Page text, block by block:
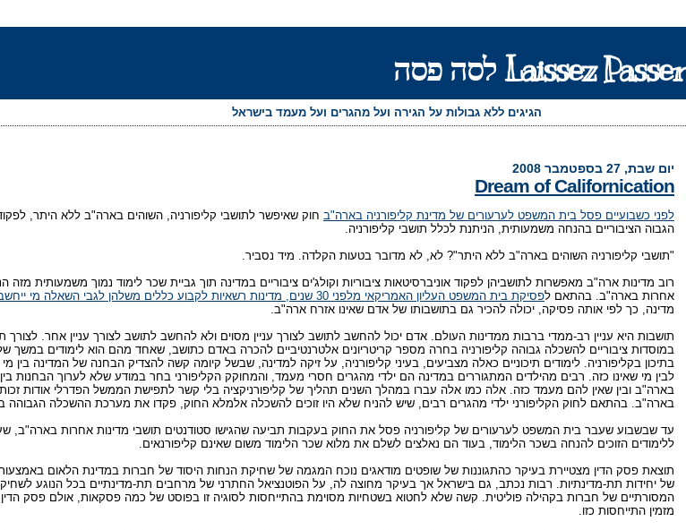
Laissez Passer לסה פסה
הגיגים ללא גבולות על הגירה ועל מהגרים ועל מעמד בישראל
יום שבת, 27 בספטמבר 2008
Dream of Californication
לפני כשבועיים פסל בית המשפט לערעורים של מדינת קליפורניה בארה"ב חוק שאיפשר לתושבי קליפורניה, השוהים בארה"ב ללא היתר,
הגבוה הציבוריים בהנחה משמעותית, הניתנת לכלל תושבי קליפורניה.
"תושבי קליפורניה השוהים בארה"ב ללא היתר"? לא, לא מדובר בטעות הקלדה. מיד נסביר.
רוב מדינות ארה"ב מאפשרות לתושביהן לפקוד אוניברסיטאות ציבוריות וקולג'ים ציבוריים במדינה תוך גביית שכר לימוד נמוך משמעותית מזה
אחרות בארה"ב. בהתאם לפסיקת בית המשפט העליון האמריקאי מלפני 30 שנים, מדינות רשאיות לקבוע כללים משלהן לגבי השאלה מי ייחשב לתושב שלהן
מדינה, כך לפי אותה פסיקה, יכולה להכיר גם בתושבותו של אדם שאינו אזרח ארה"ב.
תושבות היא עניין רב-ממדי ברבות ממדינות העולם. אדם יכול להחשב לתושב לצורך עניין מסוים ולא להחשב לתושב לצורך עניין אחר. לצורך
במוסדות ציבוריים להשכלה גבוהה קליפורניה בחרה מספר קריטריונים אלטרנטיביים להכרה באדם כתושב, שאחד מהם הוא לימודים במשך
בתיכון בקליפורניה. לימודים תיכוניים כאלה מצביעים, בעיני קליפורניה, על זיקה למדינה, שבשל קיומה קשה להצדיק הבחנה של המדינה בין
לבין מי שאינו כזה. רבים מהילדים המתגוררים במדינה הם ילדי מהגרים חסרי מעמד, והמחוקק הקליפורני בחר במודע שלא לערוך הבחנות
בארה"ב ובין שאין להם מעמד כזה. אלה כמו אלה עברו במהלך השנים תהליך של קליפורניקציה בלי קשר לתפישת הממשל הפדרלי אודות
בארה"ב. בהתאם לחוק הקליפורני ילדי מהגרים רבים, שיש להניח שלא היו זוכים להשכלה אלמלא החוק, פקדו את מערכת ההשכלה הגבוהה
עד שבשבוע שעבר בית המשפט לערעורים של קליפורניה פסל את החוק בעקבות תביעה שהגישו סטודנטים תושבי מדינות אחרות בארה"ב,
ללימודים הזוכים להנחה בשכר הלימוד, בעוד הם נאלצים לשלם את מלוא שכר הלימוד משום שאינם קליפורנאים.
תוצאת פסק הדין מצטיירת בעיקר כהתגוננות של שופטים מודאגים נוכח המגמה של שחיקת הנחות היסוד של חברות במדינת הלאום
של יחידות תת-מדינתיות. רבות נכתב, גם בישראל אך בעיקר מחוצה לה, על הפוטנציאל החתרני של מרחבים תת-מדינתיים בכל הנוגע
המסורתיים של חברות בקהילה פוליטית. קשה שלא לחטוא בשטחיות מסוימת בהתייחסות לסוגיה זו בפוסט של כמה פסקאות, אולם פסק הדין
מזמין התייחסות כזו.